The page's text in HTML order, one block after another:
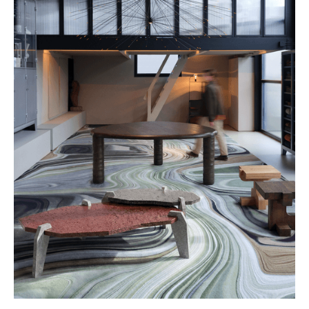
modulaire, vervangbare onderdelen, is Urchina Light
gemaakt voor de lange termijn — een object dat moeiteloos
balanceert tussen expressie en sfeer.